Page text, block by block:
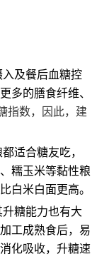
及餐后血糖控
多的膳食纤维、
指数，因此，建
适合糖友吃，
糯玉米等黏性粮
白米白面更高。
糖能力也有大
工成熟食后，易
化吸收，升糖速